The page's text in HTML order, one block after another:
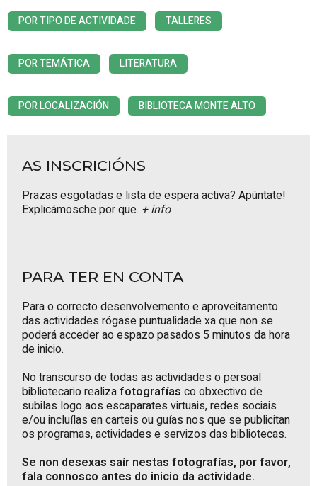
POR TIPO DE ACTIVIDADE TALLERES
POR TEMÁTICA LITERATURA
POR LOCALIZACIÓN BIBLIOTECA MONTE ALTO
AS INSCRICIÓNS
Prazas esgotadas e lista de espera activa? Apúntate!
Explicámosche por que. + info
PARA TER EN CONTA
Para o correcto desenvolvemento e aproveitamento
das actividades rógase puntualidade xa que non se
poderá acceder ao espazo pasados 5 minutos da hora
de inicio.
No transcurso de todas as actividades o persoal
bibliotecario realizafotografías co obxectivo de
subilas logo aos escaparates virtuais, redes sociais
e/ou incluílas en carteis ou guías nos que se publicitan
os programas, actividades e servizos das bibliotecas.
Se non desexas saír nestas fotografías, por favor,
fala connosco antes do inicio da actividade.